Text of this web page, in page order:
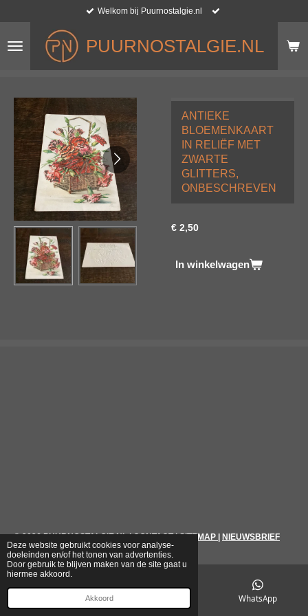
Deze website gebruikt cookies voor analyse-
doeleinden en/of het tonen van advertenties.
Door gebruik te blijven maken van de site gaat u
hiermee akkoord.
Akkoord
naar
hoofdinhoud
PUURNOSTALGIE.NL
Welkom bij Puurnostalgie.nl
ANTIEKE
BLOEMENKAART
IN RELIËF MET
ZWARTE
GLITTERS,
ONBESCHREVEN
€ 2,50
In winkelwagen
© 2026 PUURNOSTALGIE.NL|CONTACT|SITEMAP NIEUWSBRIEF
WhatsApp